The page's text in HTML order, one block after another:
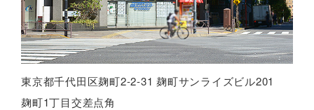
東京都千代田区麹町2-2-31 麹町サンライズビル201
麹町1丁目交差点角